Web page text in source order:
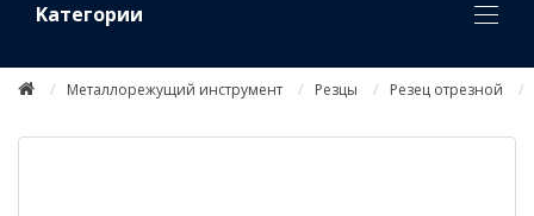
Kатегории
Металлорежущий инструмент Резцы Резец отрезной